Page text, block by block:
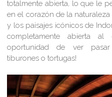
totalmente abierta, lo que le
en el corazón de la
y los paisajes icónicos de
completamente abierta al
oportunidad de ver pasar
tiburones o tortugas!